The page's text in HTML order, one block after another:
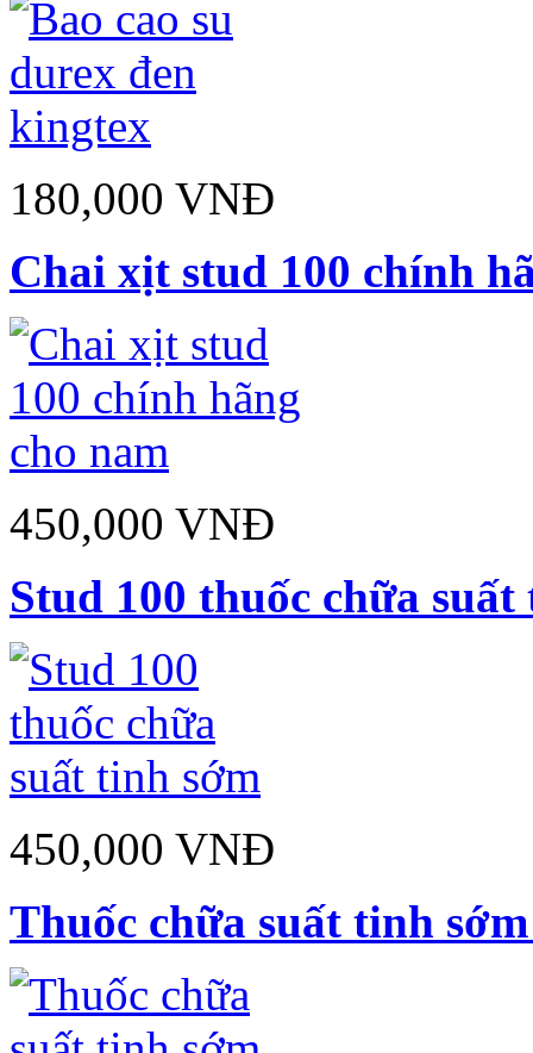
180,000 VNĐ
Chai xịt stud 100 chính
450,000 VNĐ
Stud 100 thuốc chữa
450,000 VNĐ
Thuốc chữa suất tinh